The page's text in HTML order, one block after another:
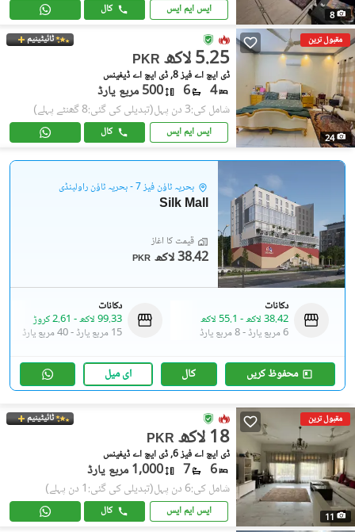
8 ایس ایم ایس کال
مقبول ترین
24
ٹائیٹینیم
PKR 5.25 لاکھ
ڈی ایچ اے فیز 8, ڈی ایچ اے ڈیفینس
4
6 500 مربع یارڈ
شامل کی:3 دن پہل (تبدیلی کی گئی:8 گھنٹے پہلے)
ایس ایم ایس کال
بحریہ ٹاؤن فیز 7 - بحریہ ٹاؤن راولپنڈی
Silk Mall
قیمت کا آغاز
PKR 38.42 لاکھ
دکانات
38.42 لاکھ
- 55.1 لاکھ
6 مربع یارڈ
-8 مربع یارڈ
دکانات
99.33 لاکھ
- 2.61 کروڑ
15 مربع یارڈ
-40 مربع یارڈ
محفوظ کریں کال ای میل
مقبول ترین
11
ٹائیٹینیم
PKR 18 لاکھ
ڈی ایچ اے فیز 6, ڈی ایچ اے ڈیفینس
6
7 1,000 مربع یارڈ
شامل کی:6 دن پہل (تبدیلی کی گئی:1 دن پہلے)
ایس ایم ایس کال